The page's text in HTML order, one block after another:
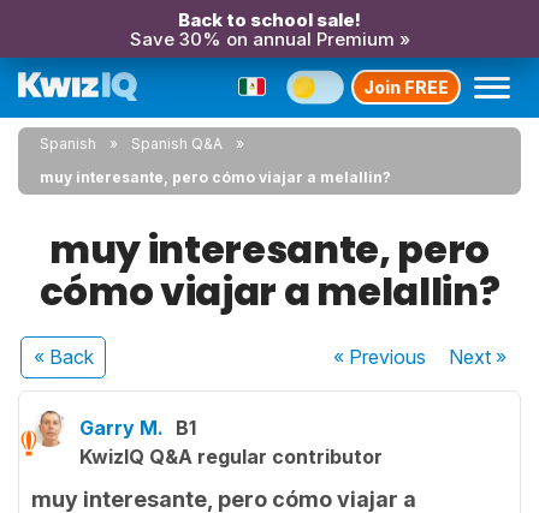
Back to school sale!
Save 30% on annual Premium »
Join FREE
Spanish
Spanish Q&A
muy interesante, pero cómo viajar a melallin?
muy interesante, pero
cómo viajar a melallin?
« Back « Previous Next»
Garry M. B1
KwizIQ Q&A regular contributor
muy interesante, pero cómo viajar a